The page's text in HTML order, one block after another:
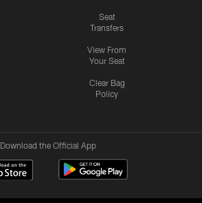
Seat
Transfers
View From
Your Seat
Clear Bag
Policy
Download the Official App